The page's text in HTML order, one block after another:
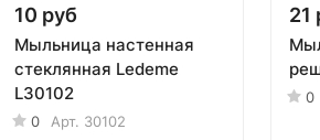
10 руб
Мыльница настенная
стеклянная Ledeme
L30102
0 Арт. 30102
21
0